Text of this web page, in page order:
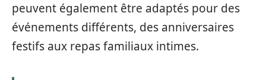
peuvent également être adaptés pour des
événements différents, des anniversaires
festifs aux repas familiaux intimes.